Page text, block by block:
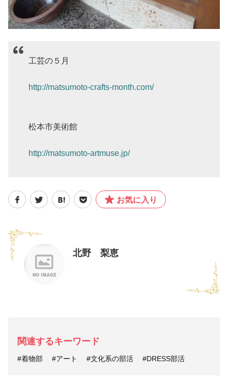
工芸の５月
http://matsumoto-crafts-month.com/
松本市美術館
http://matsumoto-artmuse.jp/
お気に入り
北野 梨恵
関連するキーワード
#着物部 #アート #文化系の部活 #DRESS部活